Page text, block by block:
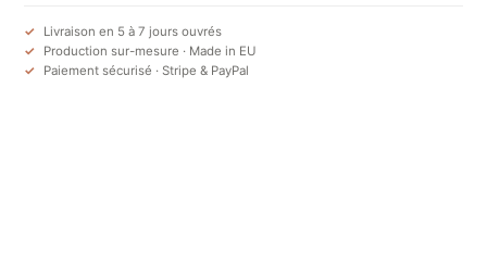
Livraison en 5 à 7 jours ouvrés
Production sur-mesure · Made in EU
Paiement sécurisé · Stripe & PayPal